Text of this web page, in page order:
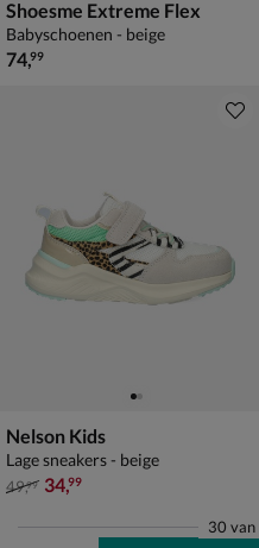
Shoesme Extreme Flex
Babyschoenen - beige
€ 74,99
74,99
Nelson Kids
Lage sneakers - beige
van € 49,99 voor € 34,99
49,99 34,99
30 van